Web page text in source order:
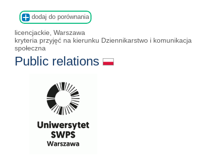
dodaj do porównania
licencjackie, Warszawa
kryteria przyjęć na kierunku Dziennikarstwo i komunikacja
społeczna
Public relations